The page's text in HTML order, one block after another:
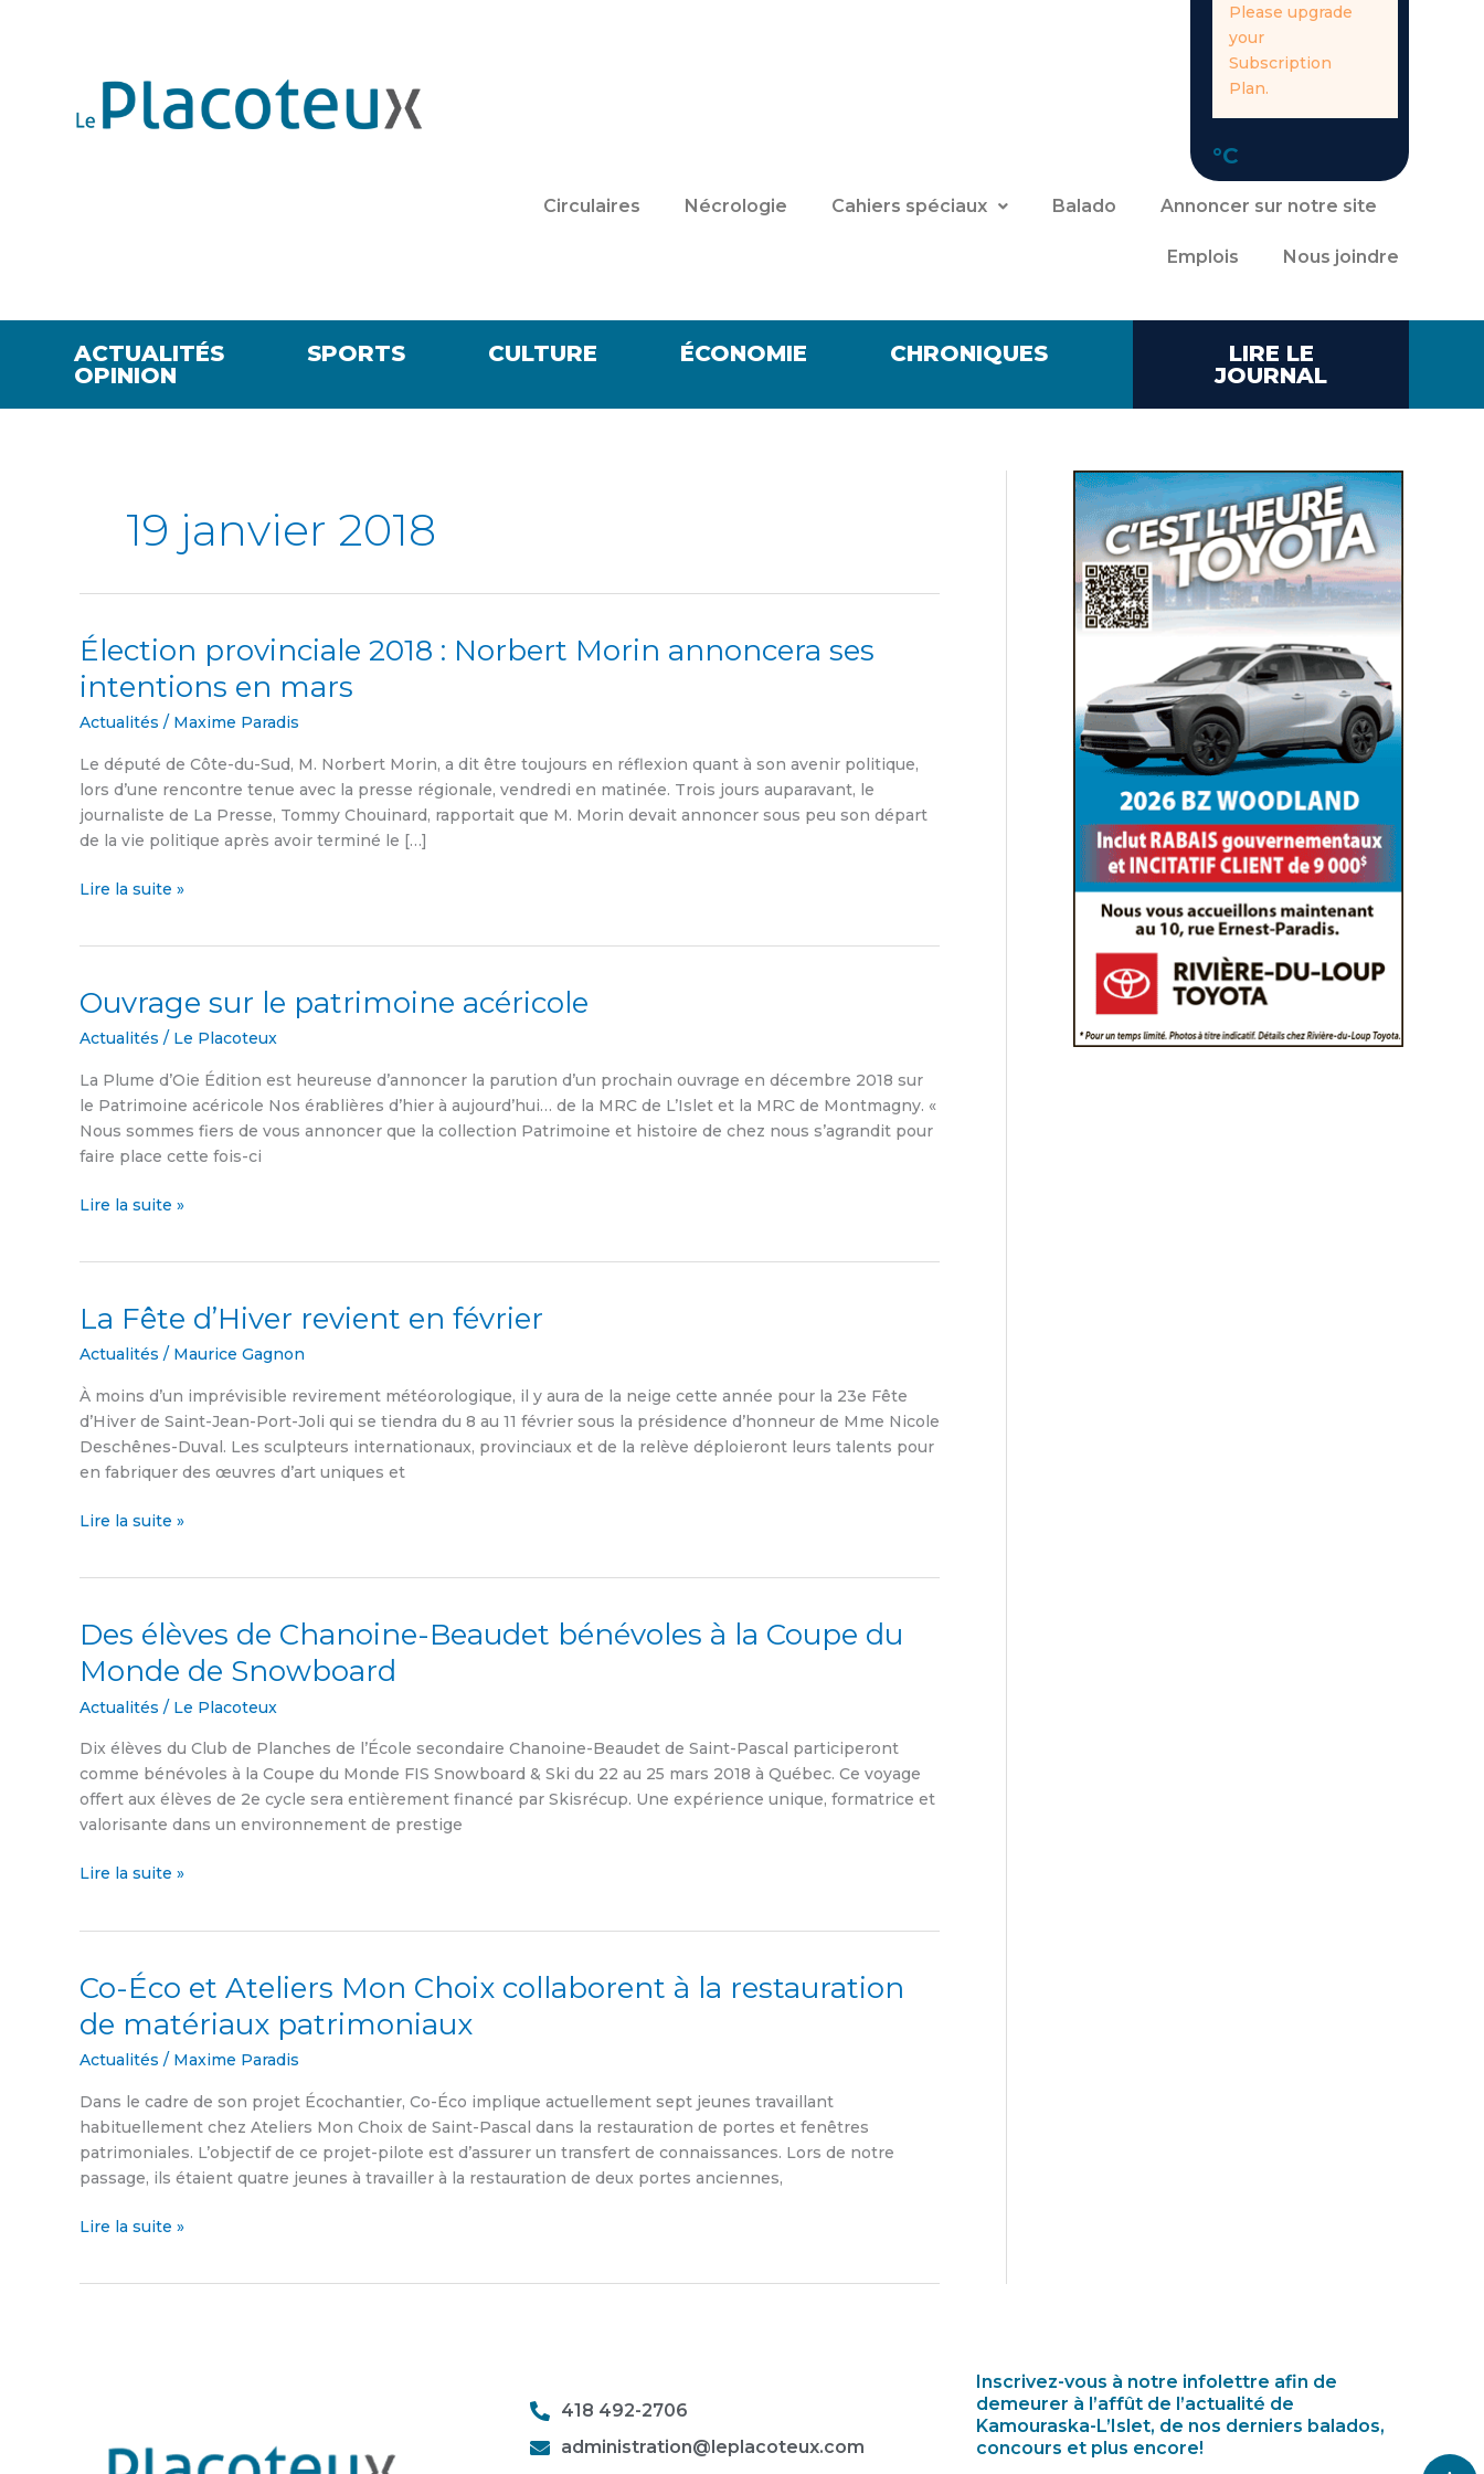
Please upgrade
your
Subscription
Plan.
°C
Circulaires Nécrologie Cahiers spéciaux Balado Annoncer sur notre site
Emplois Nous joindre
ACTUALITÉS SPORTS CULTURE ÉCONOMIE
CHRONIQUES
OPINION
LIRE LE
JOURNAL
19 janvier 2018
Élection provinciale 2018 : Norbert Morin annoncera ses
intentions en mars
Actualités / Maxime Paradis
Le député de Côte-du-Sud, M. Norbert Morin, a dit être toujours en réflexion quant à son avenir politique,
lors d’une rencontre tenue avec la presse régionale, vendredi en matinée. Trois jours auparavant, le
journaliste de La Presse, Tommy Chouinard, rapportait que M. Morin devait annoncer sous peu son départ
de la vie politique après avoir terminé le […]
Élection
provinciale 2018
Norbert
annoncera
ses
intentions
en
Lire la suite »
Ouvrage sur le patrimoine acéricole
Actualités / Le Placoteux
La Plume d’Oie Édition est heureuse d’annoncer la parution d’un prochain ouvrage en décembre 2018 sur
le Patrimoine acéricole Nos érablières d’hier à aujourd’hui… de la MRC de L’Islet et la MRC de Montmagny. «
Nous sommes fiers de vous annoncer que la collection Patrimoine et histoire de chez nous s’agrandit pour
faire place cette fois-ci
Ouvrage
le
patrimoine
acéricole
Lire la suite »
La Fête d’Hiver revient en février
Actualités / Maurice Gagnon
À moins d’un imprévisible revirement météorologique, il y aura de la neige cette année pour la 23e Fête
d’Hiver de Saint-Jean-Port-Joli qui se tiendra du 8 au 11 février sous la présidence d’honneur de Mme Nicole
Deschênes-Duval. Les sculpteurs internationaux, provinciaux et de la relève déploieront leurs talents pour
en fabriquer des œuvres d’art uniques et
La
d’Hiver
revient
en
février
Lire la suite »
Des élèves de Chanoine-Beaudet bénévoles à la Coupe du
Monde de Snowboard
Actualités / Le Placoteux
Dix élèves du Club de Planches de l’École secondaire Chanoine-Beaudet de Saint-Pascal participeront
comme bénévoles à la Coupe du Monde FIS Snowboard & Ski du 22 au 25 mars 2018 à Québec. Ce voyage
offert aux élèves de 2e cycle sera entièrement financé par Skisrécup. Une expérience unique, formatrice et
valorisante dans un environnement de prestige
Des
de
Chanoine-
bénévoles
à
la
Coupe
Monde
Snowboard
Lire la suite »
Co-Éco et Ateliers Mon Choix collaborent à la restauration
de matériaux patrimoniaux
Actualités / Maxime Paradis
Dans le cadre de son projet Écochantier, Co-Éco implique actuellement sept jeunes travaillant
habituellement chez Ateliers Mon Choix de Saint-Pascal dans la restauration de portes et fenêtres
patrimoniales. L’objectif de ce projet-pilote est d’assurer un transfert de connaissances. Lors de notre
passage, ils étaient quatre jeunes à travailler à la restauration de deux portes anciennes,
Co-
et
Ateliers
Choix
collaborent
à
la
de
patrimoniaux
Lire la suite »
418 492-2706
administration@leplacoteux.com
Inscrivez-vous à notre infolettre afin de
demeurer à l’affût de l’actualité de
Kamouraska-L’Islet, de nos derniers balados,
concours et plus encore!